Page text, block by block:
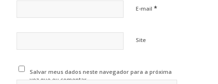
E-mail *
Site
Salvar meus dados neste navegador para a próxima
vez que eu comentar.